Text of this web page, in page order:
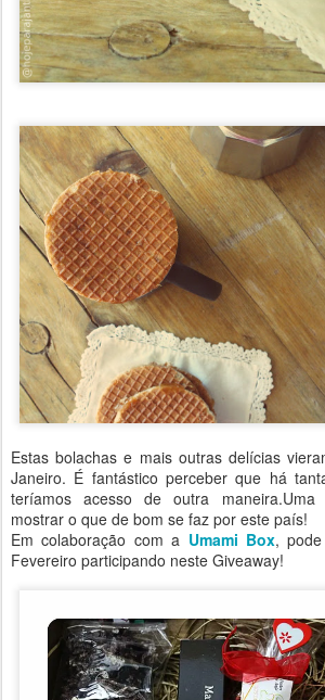
Estas bolachas e mais outras delícias
Janeiro. É fantástico perceber que há
teríamos acesso de outra
mostrar o que de bom se faz por este país!
Em colaboração com a Umami Box,
Fevereiro participando neste Giveaway!